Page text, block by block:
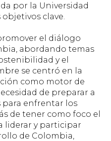
por la Universidad
clave.
el diálogo
abordando temas
y el
se centró en la
como motor de
de preparar a
para enfrentar los
de tener como foco el
liderar y participar
de Colombia,